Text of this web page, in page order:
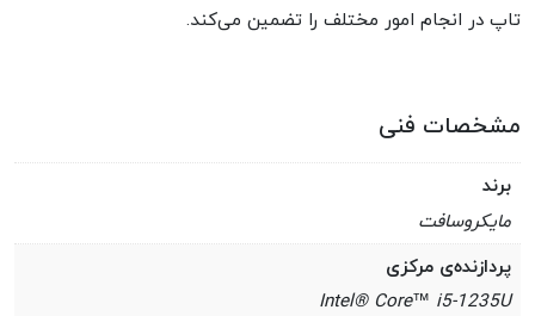
تاپ در انجام امور مختلف را تضمین می‌کند.
مشخصات فنی
برند
مایکروسافت
پردازنده‌ی مرکزی
Intel® Core™ i5-1235U